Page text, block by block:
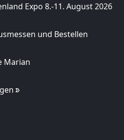
Expo 8.-11. August 2026
und Bestellen
Marian